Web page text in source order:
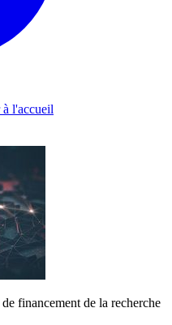
financement de la recherche